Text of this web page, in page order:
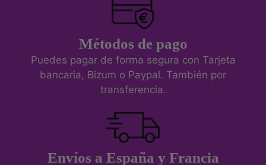
Métodos de pago
Puedes pagar de forma segura con Tarjeta
bancaria, Bizum o Paypal. También por
transferencia.
Envíos a España y Francia